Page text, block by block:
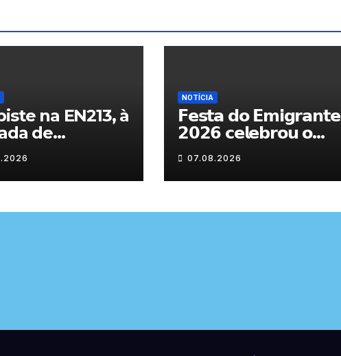
na EN213, à
de
NOTÍCIA
𝗙𝗲𝘀𝘁𝗮 𝗱𝗼 𝗘𝗺𝗶𝗴𝗿𝗮𝗻𝘁𝗲
𝟮𝟬𝟮𝟲 𝗰𝗲𝗹𝗲𝗯𝗿𝗼𝘂 𝗼
𝗿𝗲𝗲𝗻𝗰𝗼𝗻𝘁𝗿𝗼 𝗲 𝗼𝘀
𝗹𝗮𝗰̧𝗼𝘀 𝗾𝘂𝗲 𝘂𝗻𝗲𝗺
𝗠𝘂𝗿𝗰̧𝗮
07.08.2026